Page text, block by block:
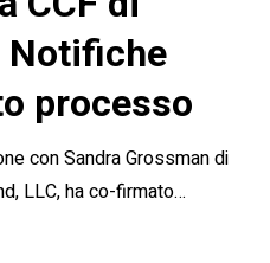
Notifiche
processo
con Sandra Grossman di
LLC, ha co-firmato…